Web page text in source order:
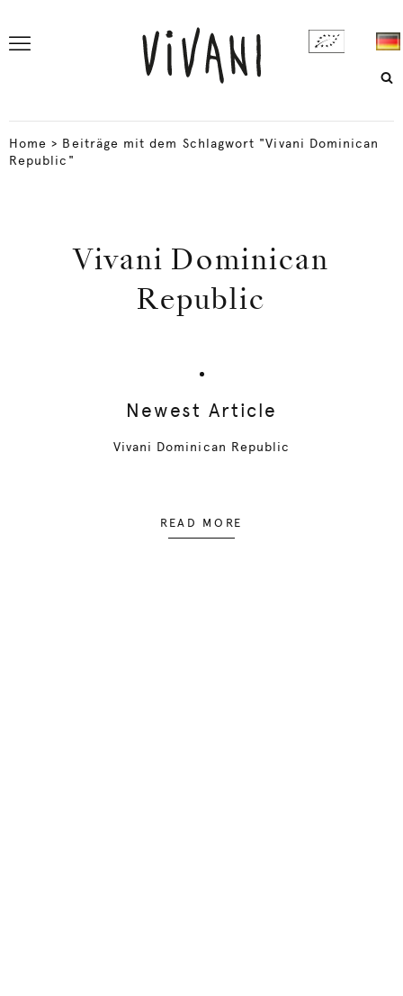
Home > Beiträge mit dem Schlagwort "Vivani Dominican
Republic"
Vivani Dominican
Republic
Newest Article
Vivani Dominican Republic
READ MORE